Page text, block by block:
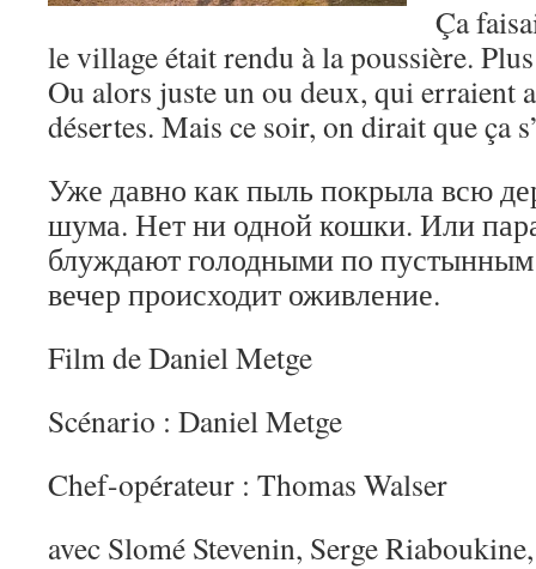
Ça
le village était rendu à la poussière.
Ou alors juste un ou deux, qui erraient
désertes. Mais ce soir, on dirait que ça
Уже давно как пыль покрыла всю
шума. Нет ни одной кошки. Или
блуждают голодными по
вечер происходит оживление.
Film de Daniel Metge
Scénario : Daniel Metge
Chef-opérateur : Thomas Walser
avec Slomé Stevenin, Serge